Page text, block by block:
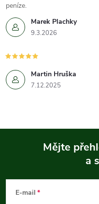
Marek Plachky
9.3.2026
peníze.
Martin Hruška
7.12.2025
Mějte
a
E-mail